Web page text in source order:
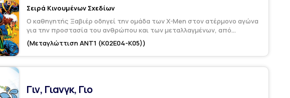
Σειρά Κινουμένων Σχεδίων
Ο καθηγητής Ξαβιέρ οδηγεί την ομάδα των X-Men στον ατέρμονο αγώνα
για την προστασία του ανθρώπου και των μεταλλαγμένων, από...
(Μεταγλώττιση ANT1 (K02Ε04-K05))
Γιν, Γιανγκ, Γιο